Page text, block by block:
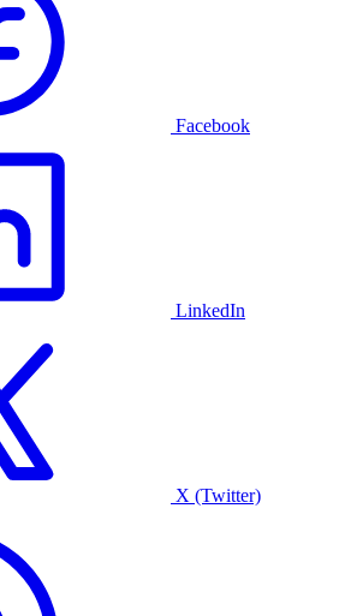
Facebook
LinkedIn
X (Twitter)